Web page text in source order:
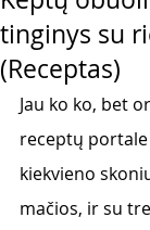
tinginys su
(Receptas)
Jau ko ko, bet
receptų portale
kiekvieno
mačios, ir su